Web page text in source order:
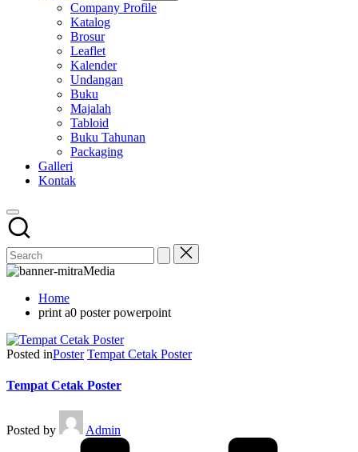
Company Profile
Katalog
Brosur
Leaflet
Kalender
Undangan
Buku
Majalah
Tabloid
Buku Tahunan
Packaging
Galleri
Kontak
Home
print a0 poster powerpoint
Posted inPoster Tempat Cetak Poster
Tempat Cetak Poster
Posted by Admin